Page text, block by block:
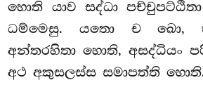
හොති යාව සද්ධා
ධම්මෙසු. යතො ච ඛො,
අන්තරහිතා හොති, අසද්ධියං
අථ අකුසලස්ස සමාපත්ති